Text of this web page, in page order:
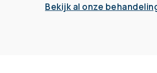
Bekijk al onze